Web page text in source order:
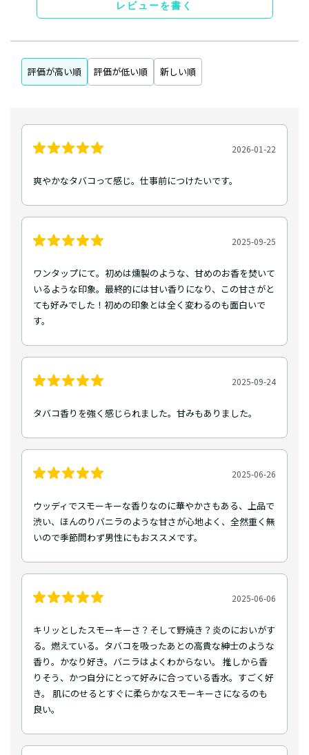
レビューを書く
評価が高い順 評価が低い順 新しい順
2026-01-22
爽やかなタバコって感じ。仕事前につけたいです。
2025-09-25
ワンタップにて。初めは燻製のような、甘めのお香を焚いて
いるような印象。最終的には甘い香りになり、この甘さがと
ても好みでした！初めの印象とは全く変わるのも面白いで
す。
2025-09-24
タバコ香りを強く感じられました。甘みもありました。
2025-06-26
ウッディでスモーキーな香りなのに華やかさもある、上品で
渋い、ほんのりバニラのような甘さが心地よく、全然重く無
いので季節問わず男性にもおススメです。
2025-06-06
キリッとしたスモーキーさ？そして野焼き？炎のにおいがす
る。燃えている。タバコを吸ったあとの高貴な紳士のような
香り。かなり好き。バニラはよくわからない。 推しから香
りそう、かつ自分にとって好みに合っている香水。すごく好
き。 肌にのせるとすぐに柔らかなスモーキーさになるのも
良い。